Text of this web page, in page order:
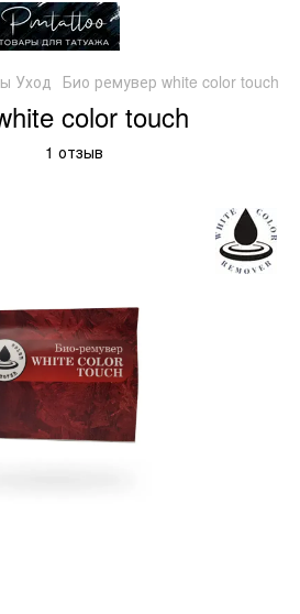
Уход Био ремувер white color touch
color touch
1 отзыв